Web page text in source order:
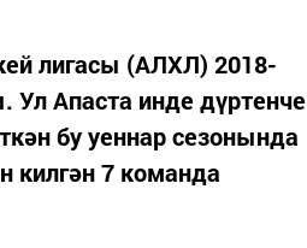
лигасы (АЛХЛ) 2018-
Апаста инде дүртенче
бу уеннар сезонында
килгән 7 команда